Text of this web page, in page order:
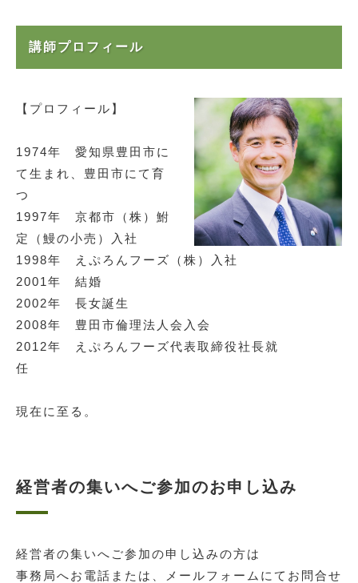
講師プロフィール
【プロフィール】
1974年 愛知県豊田市に
て生まれ、豊田市にて育
つ
1997年 京都市（株）鮒
定（鰻の小売）入社
1998年 えぷろんフーズ（株）入社
2001年 結婚
2002年 長女誕生
2008年 豊田市倫理法人会入会
2012年 えぷろんフーズ代表取締役社長就
任
現在に至る。
経営者の集いへご参加のお申し込み
経営者の集いへご参加の申し込みの方は
事務局へお電話または、メールフォームにてお問合せ